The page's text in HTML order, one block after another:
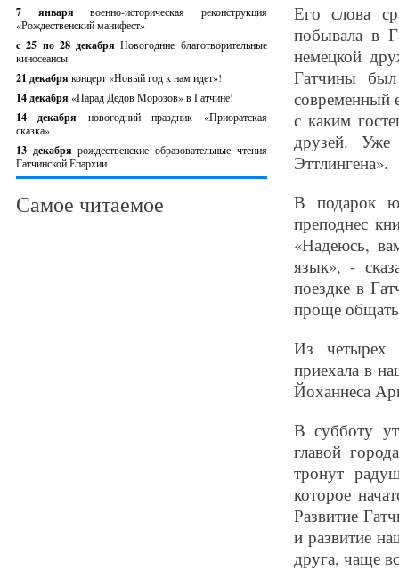
7 январявоенно-историческая реконструкция
«Рождественский манифест»
c 25 по 28 декабряНовогодние благотворительные
киносеансы
21 декабря концерт «Новый год к нам идет»!
14 декабря «Парад Дедов Морозов» в Гатчине!
14 декабря новогодний праздник «Приоратская
сказка»
13 декабрярождественские образовательные чтения
Гатчинской Епархии
Самое читаемое
Его слова
побывала в
немецкой
Гатчины
современный
с каким
друзей.
Эттлингена».
В подарок
преподнес
«Надеюсь,
язык», -
поездке в
проще
Из четырех
приехала в
Йоханнеса
В субботу
главой
тронут
которое
Развитие
и развитие
друга, чаще